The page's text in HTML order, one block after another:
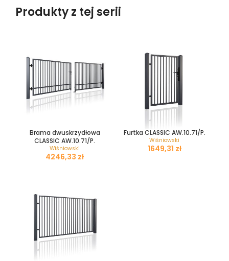
Produkty z tej serii
Brama dwuskrzydłowa
CLASSIC AW.10.71/P.
Wiśniowski
zł
Furtka CLASSIC AW.10.71/P.
Wiśniowski
zł